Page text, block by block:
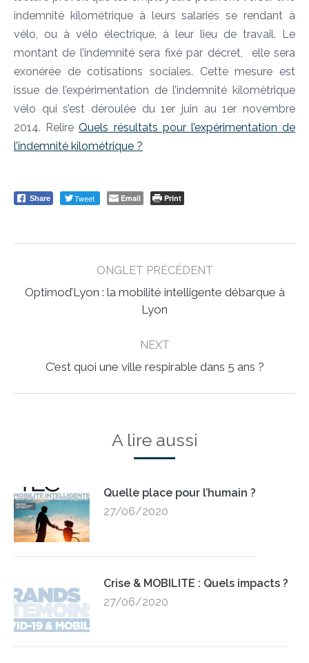
indemnité kilométrique à leurs salariés se rendant à
vélo, ou à vélo électrique, à leur lieu de travail. Le
montant de l’indemnité sera fixé par décret, elle sera
exonérée de cotisations sociales. Cette mesure est
issue de l’expérimentation de l’indemnité kilométrique
vélo qui s’est déroulée du 1er juin au 1er novembre
2014. RelireQuels résultats pour l’expérimentation de
l’indemnité kilométrique ?
Share Tweet Email Print
ONGLET PRÉCÉDENT
Previous
post:
Optimod’Lyon : la mobilité intelligente débarque à
Lyon
NEXT
Next
C’est quoi une ville respirable dans 5 ans ?
A lire aussi
Quelle place pour l’humain ?
27/06/2020
Crise & MOBILITE : Quels impacts ?
27/06/2020